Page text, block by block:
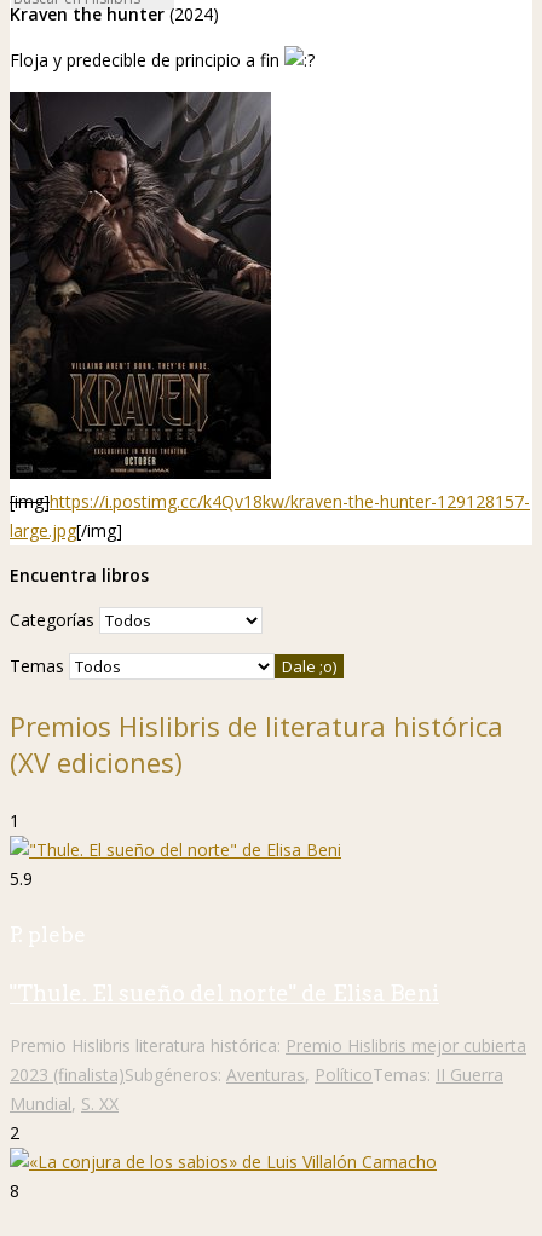
Kraven the hunter (2024)
Floja y predecible de principio a fin
[img]https://i.postimg.cc/k4Qv18kw/kraven-the-hunter-129128157-
large.jpg[/img]
Encuentra libros
Categorías
Temas
Premios Hislibris de literatura histórica
(XV ediciones)
1
5.9
P. plebe
"Thule. El sueño del norte" de Elisa Beni
Premio Hislibris literatura histórica: Premio Hislibris mejor cubierta
2023 (finalista)Subgéneros: Aventuras, PolíticoTemas: II Guerra
Mundial, S. XX
2
8